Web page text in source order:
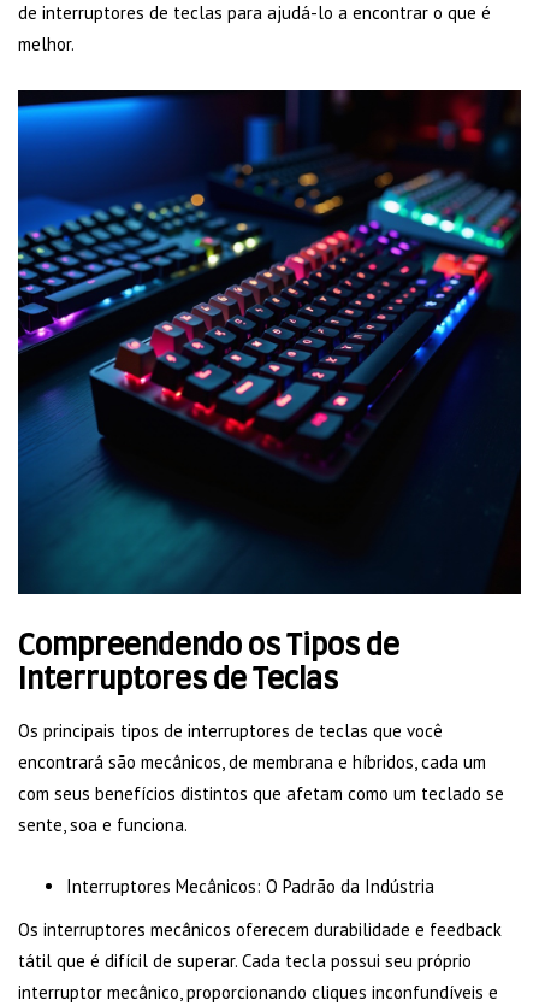
de interruptores de teclas para ajudá-lo a encontrar o que é
melhor.
Compreendendo os Tipos de
Interruptores de Teclas
Os principais tipos de interruptores de teclas que você
encontrará são mecânicos, de membrana e híbridos, cada um
com seus benefícios distintos que afetam como um teclado se
sente, soa e funciona.
Interruptores Mecânicos: O Padrão da Indústria
Os interruptores mecânicos oferecem durabilidade e feedback
tátil que é difícil de superar. Cada tecla possui seu próprio
interruptor mecânico, proporcionando cliques inconfundíveis e